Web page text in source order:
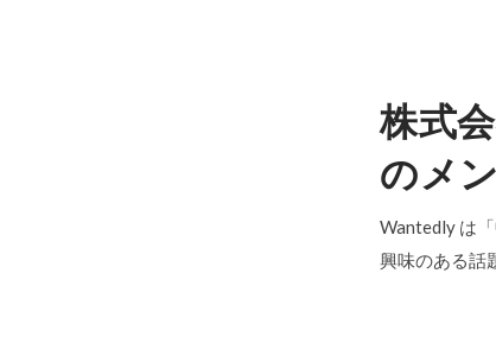
株式
のメ
Wantedly は
興味のある話